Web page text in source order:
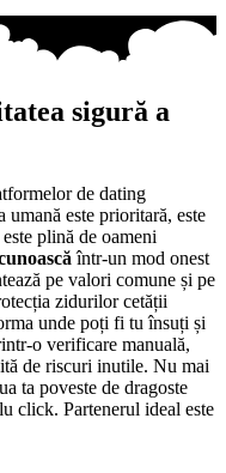
sigură a
de dating
este prioritară, este
plină de oameni
într-un mod onest
pe valori comune și pe
zidurilor cetății
unde poți fi tu însuți și
o verificare manuală,
de riscuri inutile. Nu mai
ta poveste de dragoste
click. Partenerul ideal este